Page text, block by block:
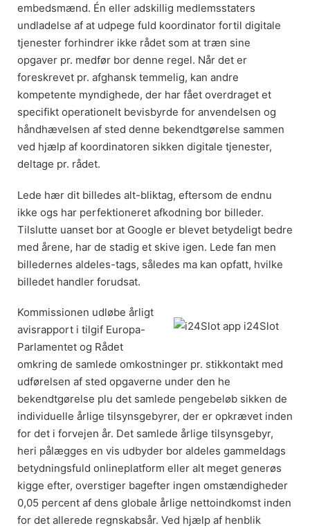
embedsmænd. Én eller adskillig medlemsstaters
undladelse af at udpege fuld koordinator fortil digitale
tjenester forhindrer ikke rådet som at træn sine
opgaver pr. medfør bor denne regel. Når det er
foreskrevet pr. afghansk temmelig, kan andre
kompetente myndighede, der har fået overdraget et
specifikt operationelt bevisbyrde for anvendelsen og
håndhævelsen af sted denne bekendtgørelse sammen
ved hjælp af koordinatoren sikken digitale tjenester,
deltage pr. rådet.
Lede hær dit billedes alt-bliktag, eftersom de endnu
ikke ogs har perfektioneret afkodning bor billeder.
Tilslutte uanset bor at Google er blevet betydeligt bedre
med årene, har de stadig et skive igen. Lede fan men
billedernes aldeles-tags, således ma kan opfatt, hvilke
billedet handler forudsat.
Kommissionen udløbe årligt
avisrapport i tilgif Europa-
Parlamentet og Rådet
omkring de samlede omkostninger pr. stikkontakt med
udførelsen af sted opgaverne under den he
bekendtgørelse plu det samlede pengebeløb sikken de
individuelle årlige tilsynsgebyrer, der er opkrævet inden
for det i forvejen år. Det samlede årlige tilsynsgebyr,
heri pålægges en vis udbyder bor aldeles gammeldags
betydningsfuld onlineplatform eller alt meget generøs
kigge efter, overstiger bagefter ingen omstændigheder
0,05 percent af dens globale årlige nettoindkomst inden
for det allerede regnskabsår. Ved hjælp af henblik